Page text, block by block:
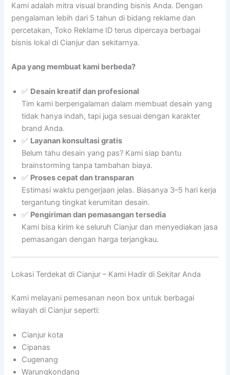
Kami adalah mitra visual branding bisnis Anda. Dengan
pengalaman lebih dari 5 tahun di bidang reklame dan
percetakan, Toko Reklame ID terus dipercaya berbagai
bisnis lokal di Cianjur dan sekitarnya.
Apa yang membuat kami berbeda?
✅ Desain kreatif dan profesional
Tim kami berpengalaman dalam membuat desain yang
tidak hanya indah, tapi juga sesuai dengan karakter
brand Anda.
✅ Layanan konsultasi gratis
Belum tahu desain yang pas? Kami siap bantu
brainstorming tanpa tambahan biaya.
✅ Proses cepat dan transparan
Estimasi waktu pengerjaan jelas. Biasanya 3–5 hari kerja
tergantung tingkat kerumitan desain.
✅ Pengiriman dan pemasangan tersedia
Kami bisa kirim ke seluruh Cianjur dan menyediakan jasa
pemasangan dengan harga terjangkau.
Lokasi Terdekat di Cianjur – Kami Hadir di Sekitar Anda
Kami melayani pemesanan neon box untuk berbagai
wilayah di Cianjur seperti:
Cianjur kota
Cipanas
Cugenang
Warungkondang